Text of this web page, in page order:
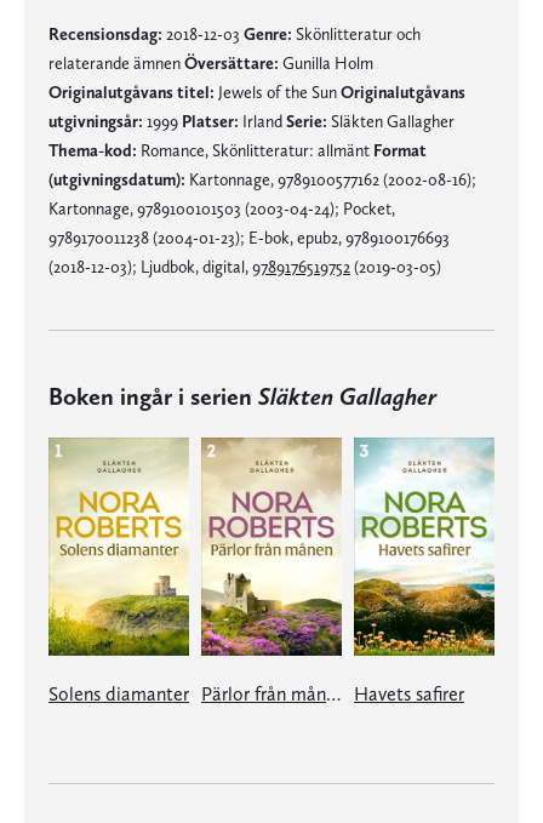
Recensionsdag: 2018-12-03 Genre: Skönlitteratur och
relaterande ämnenÖversättare: Gunilla Holm
Originalutgåvans titel: Jewels of the SunOriginalutgåvans
utgivningsår: 1999 Platser: IrlandSerie: Släkten Gallagher
Thema-kod: Romance, Skönlitteratur: allmänt Format
(utgivningsdatum): Kartonnage, 9789100577162 (2002-08-16);
Kartonnage, 9789100101503 (2003-04-24); Pocket,
9789170011238 (2004-01-23); E-bok, epub2, 9789100176693
(2018-12-03); Ljudbok, digital,9789176519752 (2019-03-05)
Boken ingår i serien Släkten Gallagher
Solens diamanter Pärlor från månen Havets safirer